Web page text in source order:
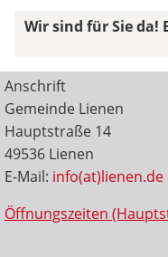
Wir sind für Sie da!
Anschrift
Gemeinde Lienen
Hauptstraße 14
49536 Lienen
E-Mail: info(at)lienen.de
Öffnungszeiten